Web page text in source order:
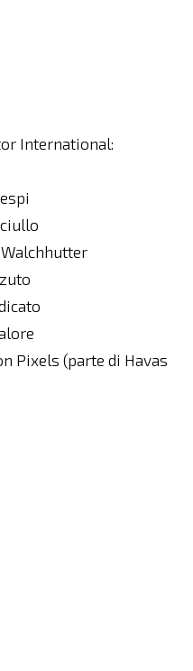
International:
Pixels (parte di Havas